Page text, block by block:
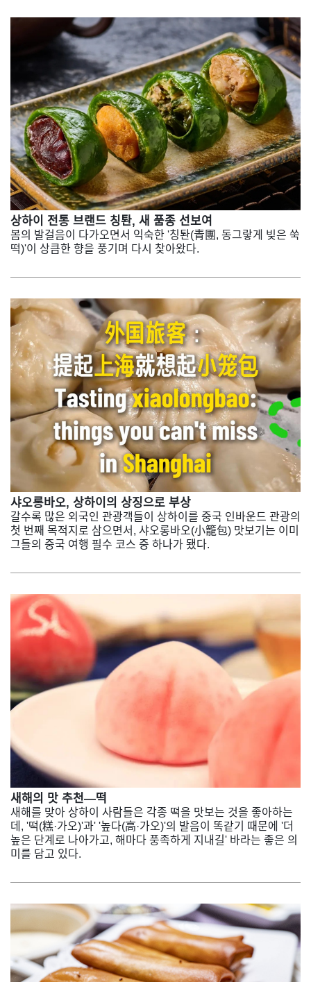
상하이 전통 브랜드 칭퇀, 새 품종 선보여
봄의 발걸음이 다가오면서 익숙한 '칭퇀(青團, 동그랗게 빚은 쑥
떡)'이 상큼한 향을 풍기며 다시 찾아왔다.
샤오롱바오, 상하이의 상징으로 부상
갈수록 많은 외국인 관광객들이 상하이를 중국 인바운드 관광의
첫 번째 목적지로 삼으면서, 샤오롱바오(小籠包) 맛보기는 이미
그들의 중국 여행 필수 코스 중 하나가 됐다.
새해의 맛 추천—떡
새해를 맞아 상하이 사람들은 각종 떡을 맛보는 것을 좋아하는
데, '떡(糕·가오)'과' '높다(高·가오)'의 발음이 똑같기 때문에 '더
높은 단계로 나아가고, 해마다 풍족하게 지내길' 바라는 좋은 의
미를 담고 있다.